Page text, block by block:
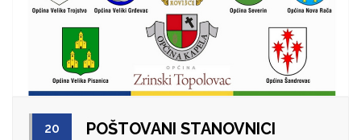
20
POŠTOVANI STANOVNICI